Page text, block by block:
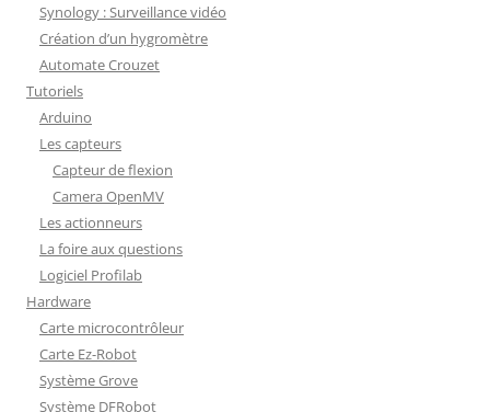
Synology : Surveillance vidéo
Création d’un hygromètre
Automate Crouzet
Tutoriels
Arduino
Les capteurs
Capteur de flexion
Camera OpenMV
Les actionneurs
La foire aux questions
Logiciel Profilab
Hardware
Carte microcontrôleur
Carte Ez-Robot
Système Grove
Système DFRobot